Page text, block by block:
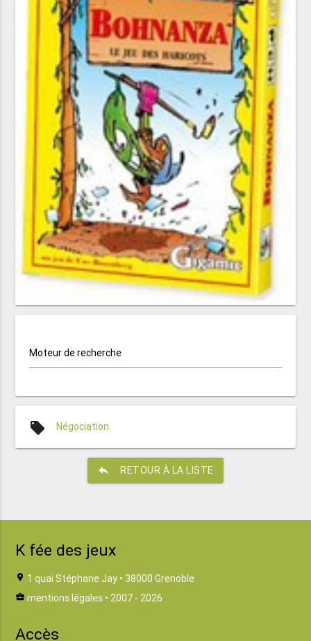
Moteur de recherche
local_offer Négociation
reply RETOUR À LA LISTE
K fée des jeux
location_on 1 quai Stéphane Jay • 38000 Grenoble
business_center mentions légales • 2007 - 2026
Accès